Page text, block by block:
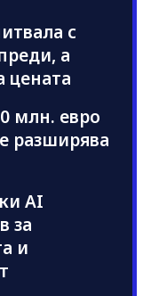
с
а
цената
млн. евро
разширява
AI
за
и